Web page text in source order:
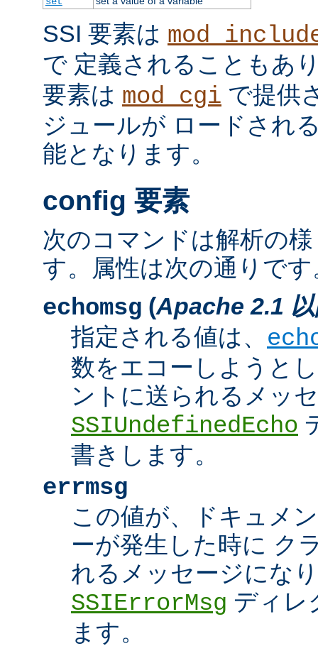
SSI 要素は
で 定義されることもあ
要素は mod_cgi で提供
ジュールが ロードされ
能となります。
config 要素
次のコマンドは解析の
す。属性は次の通りです
echomsg (Apache 2.1
指定される値は、
数をエコーしようと
ントに送られるメッ
SSIUndefinedEcho
書きします。
errmsg
この値が、ドキュメ
ーが発生した時に ク
れるメッセージにな
SSIErrorMsg ディレ
ます。